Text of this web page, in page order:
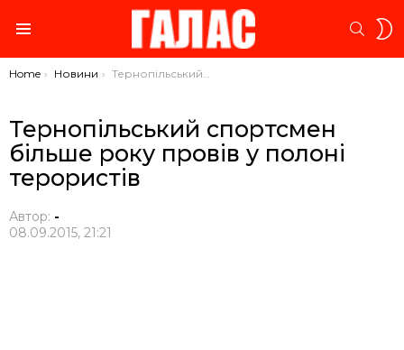
You are here:
Home Новини Тернопільський спортсмен більше року провів у полоні терористів
Тернопільський спортсмен
більше року провів у полоні
терористів
Автор: -
08.09.2015, 21:21